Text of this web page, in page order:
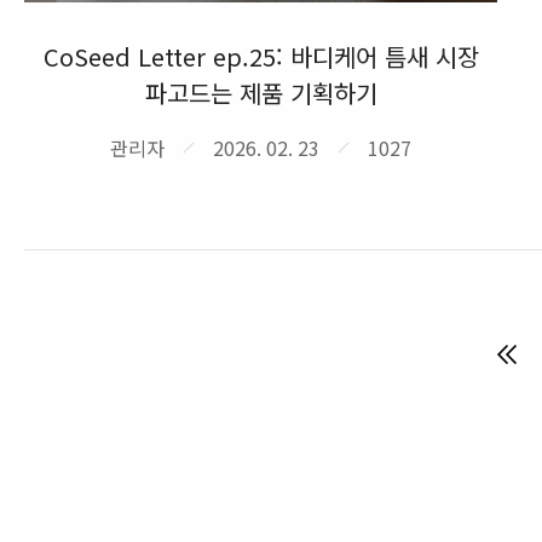
CoSeed Letter ep.25: 바디케어 틈새 시장
파고드는 제품 기획하기
관리자 2026. 02. 23 1027